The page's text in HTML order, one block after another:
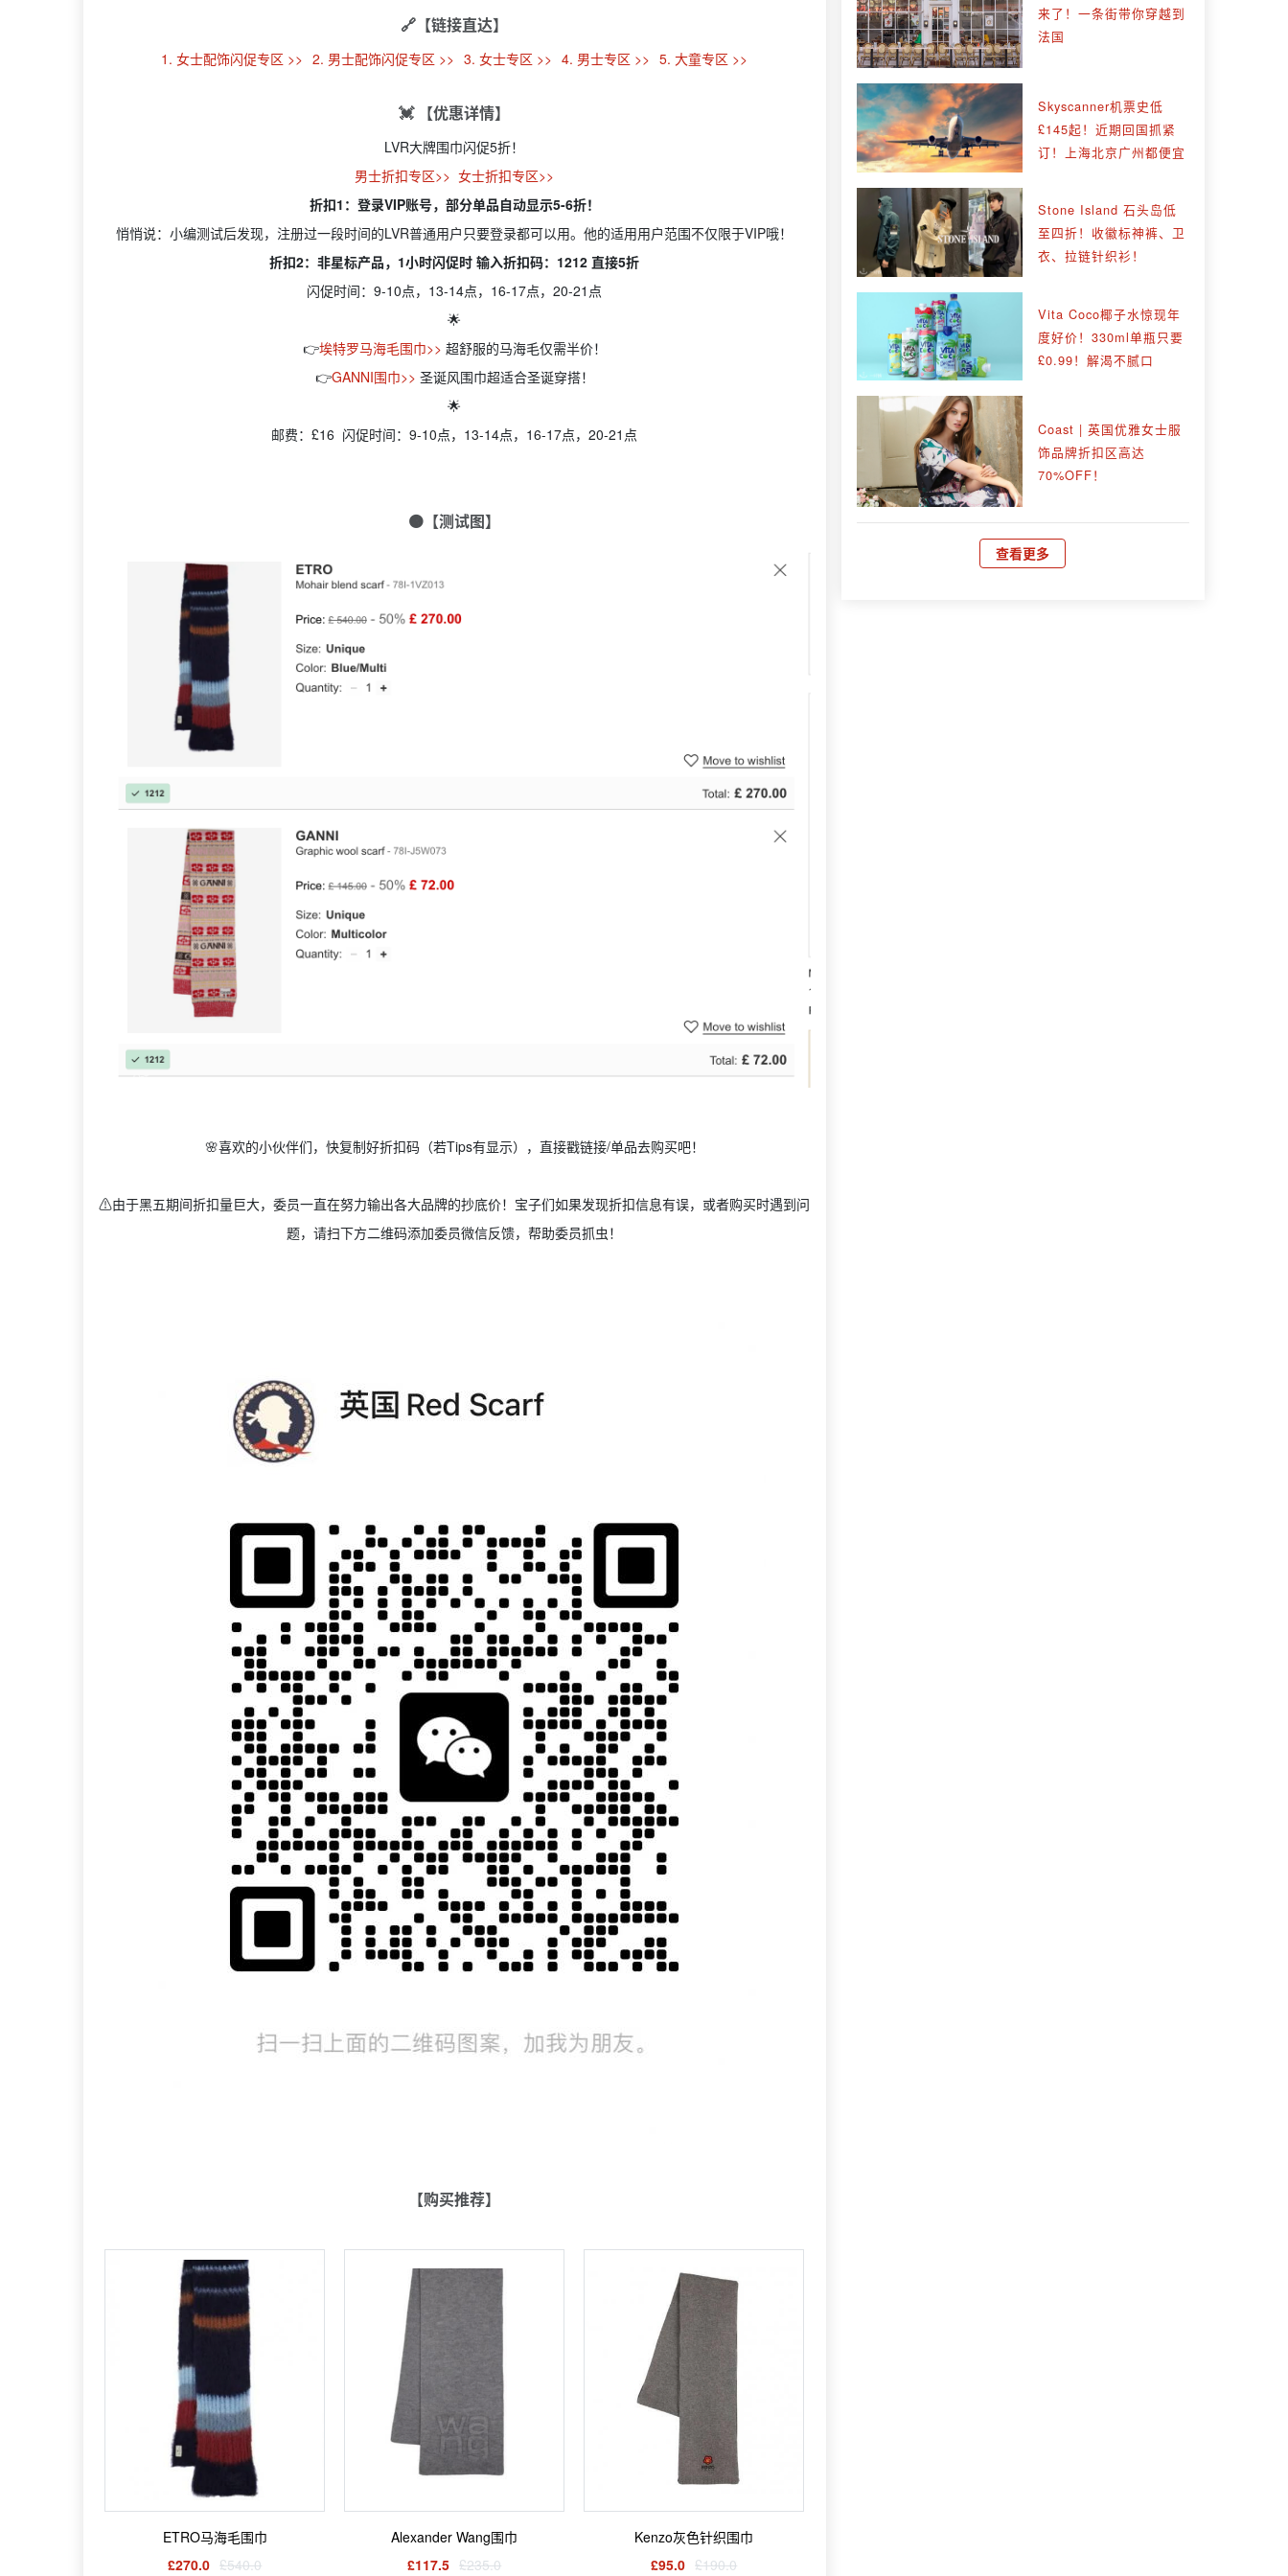
🔗【链接直达】
1. 女士配饰闪促专区 >> 2. 男士配饰闪促专区 >> 3. 女士专区 >> 4. 男士专区 >> 5. 大童专区 >>
💓 【优惠详情】
LVR大牌围巾闪促5折！
男士折扣专区>> 女士折扣专区>>
折扣1：登录VIP账号，部分单品自动显示5-6折！
悄悄说：小编测试后发现，注册过一段时间的LVR普通用户只要登录都可以用。他的适用用户范围不仅限于VIP哦！
折扣2：非星标产品，1小时闪促时 输入折扣码：1212 直接5折
闪促时间：9-10点，13-14点，16-17点，20-21点
🌟
👉埃特罗马海毛围巾>> 超舒服的马海毛仅需半价！
👉GANNI围巾>> 圣诞风围巾超适合圣诞穿搭！
🌟
邮费：£16 闪促时间：9-10点，13-14点，16-17点，20-21点
🟠【测试图】
🌸喜欢的小伙伴们，快复制好折扣码（若Tips有显示），直接戳链接/单品去购买吧！
⚠️由于黑五期间折扣量巨大，委员一直在努力输出各大品牌的抄底价！宝子们如果发现折扣信息有误，或者购买时遇到问
题，请扫下方二维码添加委员微信反馈，帮助委员抓虫！
【购买推荐】
ETRO马海毛围巾
£270.0 £540.0
Alexander Wang围巾
£117.5 £235.0
Kenzo灰色针织围巾
£95.0 £190.0
来了！一条街带你穿越到
法国
Skyscanner机票史低
£145起！近期回国抓紧
订！上海北京广州都便宜
Stone Island 石头岛低
至四折！收徽标神裤、卫
衣、拉链针织衫！
Vita Coco椰子水惊现年
度好价！330ml单瓶只要
£0.99！解渴不腻口
Coast | 英国优雅女士服
饰品牌折扣区高达
70%OFF！
查看更多